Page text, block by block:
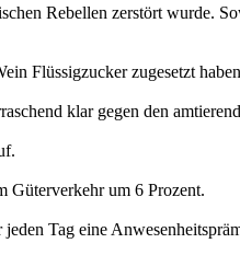
Rebellen zerstört wurde.
Flüssigzucker zugesetzt
klar gegen den
Güterverkehr um 6 Prozent.
Tag eine